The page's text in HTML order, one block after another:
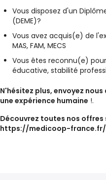
Vous disposez d'un
(DEME)?
Vous avez acquis(e) de
MAS, FAM, MECS
Vous êtes reconnu(e)
éducative, stabilité
N'hésitez plus, envoyez
une expérience humaine !.
Découvrez toutes nos offres
https://medicoop-france.fr/